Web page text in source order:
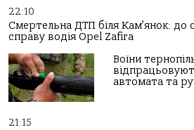
22:10
Смертельна ДТП біля Кам’янок: до
справу водія Opel Zafira
Воїни
автомата та
21:15